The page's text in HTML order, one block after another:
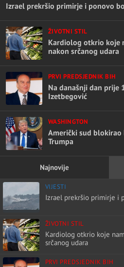
Izrael prekršio primirje i ponovo
ŽIVOTNI STIL
Kardiolog otkrio koje
nakon srčanog udara
PRVI PREDSJEDNIK BIH
Na današnji dan prije
Izetbegović
WASHINGTON
Američki sud
Trumpa
Najnovije
VIJESTI
Izrael prekršio primirje i
ŽIVOTNI STIL
Kardiolog otkrio koje
srčanog udara
PRVI PREDSJEDNIK BIH